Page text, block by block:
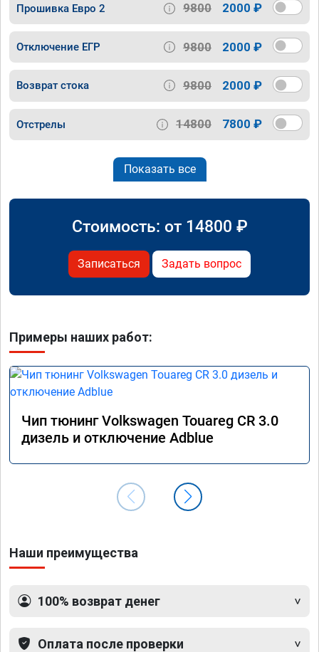
Прошивка Евро 2 9800 2000 ₽
Отключение ЕГР 9800 2000 ₽
Возврат стока 9800 2000 ₽
Отстрелы 14800 7800 ₽
Показать все
Стоимость: от 14800 ₽
Записаться Задать вопрос
Примеры наших работ:
Чип тюнинг Volkswagen Touareg CR 3.0
дизель и отключение Adblue
Наши преимущества
100% возврат денег
Оплата после проверки